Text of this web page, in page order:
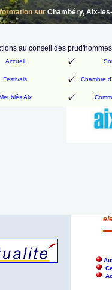
surChambéry, Aix-
au conseil des
Accueil
Festivals Chambre
Aix